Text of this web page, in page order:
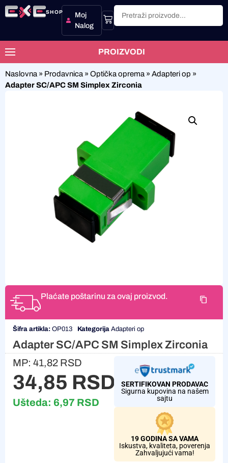
SHOP
Moj
Nalog
PROIZVODI
Naslovna » Prodavnica » Optička oprema » Adapteri op »
Adapter SC/APC SM Simplex Zirconia
Plaćate poštarinu za ovaj proizvod.
Šifra artikla: OP013 Kategorija Adapteri op
Adapter SC/APC SM Simplex Zirconia
MP: 41,82 RSD
34,85 RSD
Ušteda: 6,97 RSD
SERTIFIKOVAN PRODAVAC
Sigurna kupovina na našem
sajtu
19 GODINA SA VAMA
Iskustva, kvaliteta, poverenja
Zahvaljujući vama!